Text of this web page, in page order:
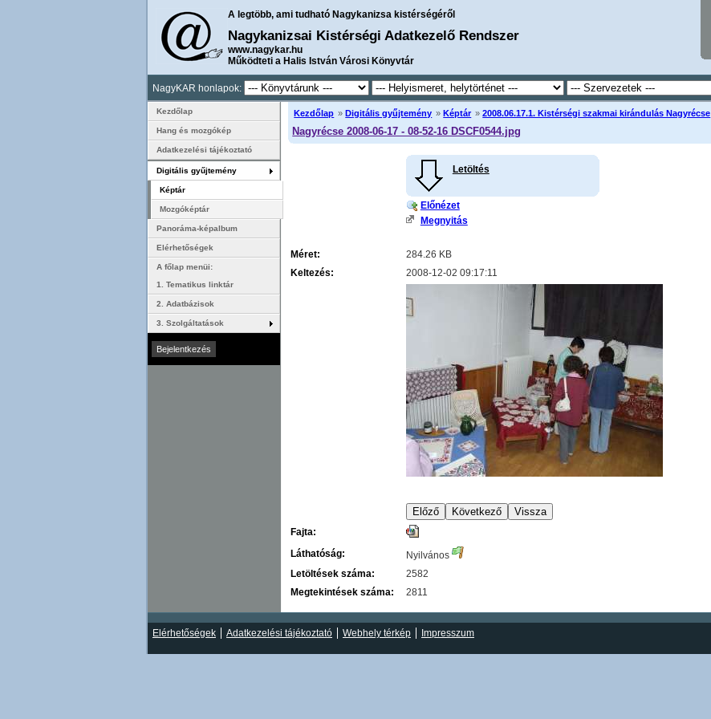
A legtöbb, ami tudható Nagykanizsa kistérségéről
Nagykanizsai Kistérségi Adatkezelő Rendszer
www.nagykar.hu
Működteti a Halis István Városi Könyvtár
NagyKAR honlapok:
Kezdőlap » Digitális gyűjtemény » Képtár »2008.06.17.1. Kistérségi szakmai kirándulás Nagyrécse
Nagyrécse 2008-06-17 - 08-52-16 DSCF0544.jpg
Letöltés
Előnézet
Megnyitás
Méret:
284.26 KB
Keltezés:
2008-12-02 09:17:11
Fajta:
Láthatóság:
Nyilvános
Letöltések száma:
2582
Megtekintések száma:
2811
Kezdőlap
Hang és mozgókép
Adatkezelési tájékoztató
Digitális gyűjtemény
Képtár
Mozgóképtár
Panoráma-képalbum
Elérhetőségek
A főlap menüi:
1. Tematikus linktár
2. Adatbázisok
3. Szolgáltatások
Elérhetőségek Adatkezelési tájékoztató Webhely térkép Impresszum